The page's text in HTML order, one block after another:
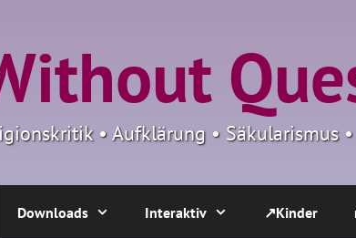
• Aufklärung • Säkularismus
Downloads Interaktiv ↗Kinder